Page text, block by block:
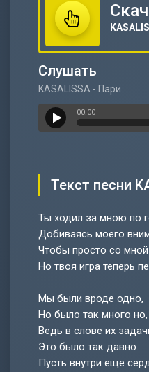
Слушать
KASALISSA - Пари
00:00
Текст песни
Ты ходил за мною по
Добиваясь моего
Чтобы просто со
Но твоя игра теперь
Мы были вроде одно,
Но было так много но,
Ведь в слове их
Это было так давно.
Пусть внутри еще